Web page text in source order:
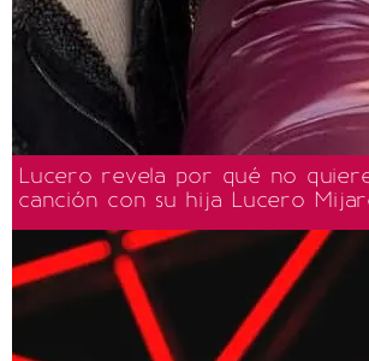
Lucero revela por qué no
canción con su hija Lucero